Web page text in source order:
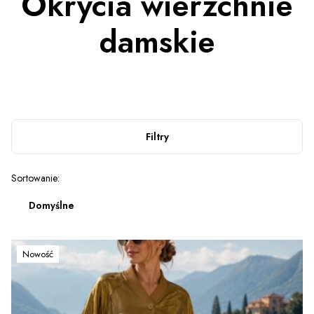
damskie
Filtry
Lista produktów
Sortowanie:
Domyślne
Nowość